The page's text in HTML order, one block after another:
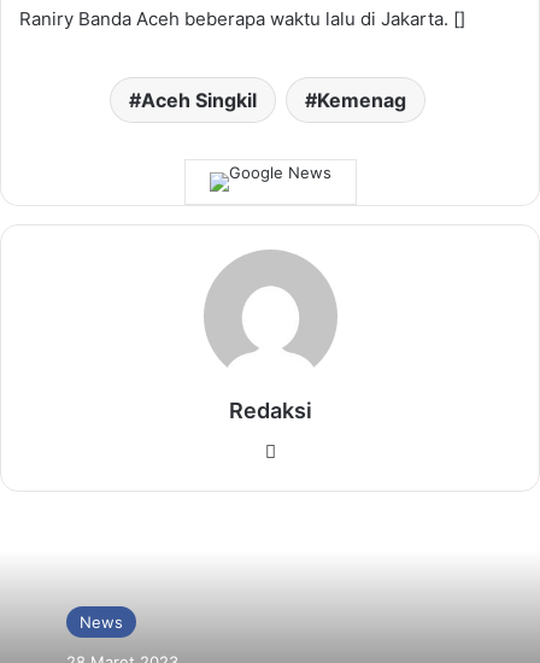
Raniry Banda Aceh beberapa waktu lalu di Jakarta. []
Aceh Singkil Kemenag
Redaksi
News